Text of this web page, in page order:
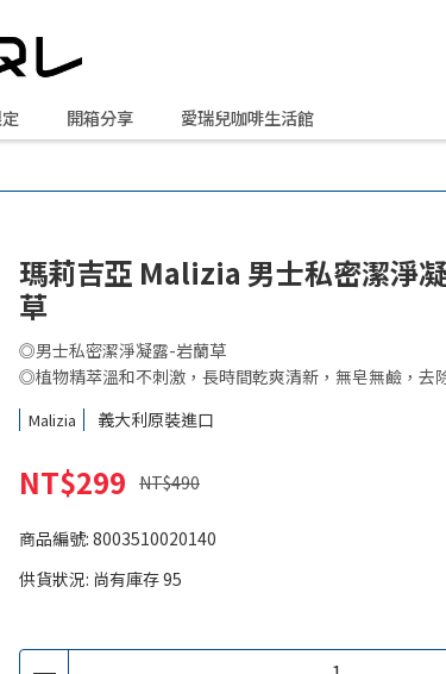
開箱分享 愛瑞兒咖啡生活館
瑪莉吉亞 Malizia 男士私密潔淨
草
◎男士私密潔淨凝露-岩蘭草
◎植物精萃溫和不刺激，長時間乾爽清新，無皂無鹼，去
Malizia 義大利原裝進口
NT$299 NT$490
商品編號: 8003510020140
供貨狀況: 尚有庫存 95